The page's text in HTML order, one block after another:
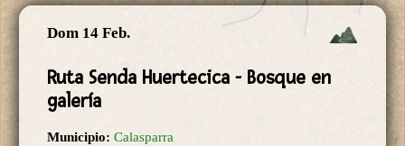
Dom 14 Feb.
Ruta Senda Huertecica - Bosque en
galería
Municipio: Calasparra